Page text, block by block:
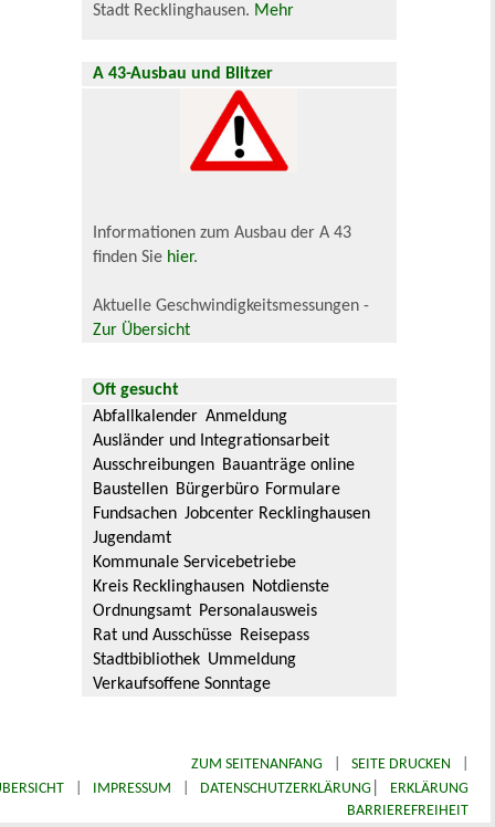
Stadt Recklinghausen. Mehr
A 43-Ausbau und Blitzer
Informationen zum Ausbau der A 43
finden Sie hier.
Aktuelle Geschwindigkeitsmessungen -
Zur Übersicht
Oft gesucht
Abfallkalender Anmeldung
Ausländer und Integrationsarbeit
Ausschreibungen Bauanträge online
Baustellen Bürgerbüro Formulare
Fundsachen Jobcenter Recklinghausen
Jugendamt
Kommunale Servicebetriebe
Kreis Recklinghausen Notdienste
Ordnungsamt Personalausweis
Rat und Ausschüsse Reisepass
Stadtbibliothek Ummeldung
Verkaufsoffene Sonntage
ZUM SEITENANFANG SEITE DRUCKEN
IMPRESSUM DATENSCHUTZERKLÄRUNG|
ERKLÄRUNG
BARRIEREFREIHEIT